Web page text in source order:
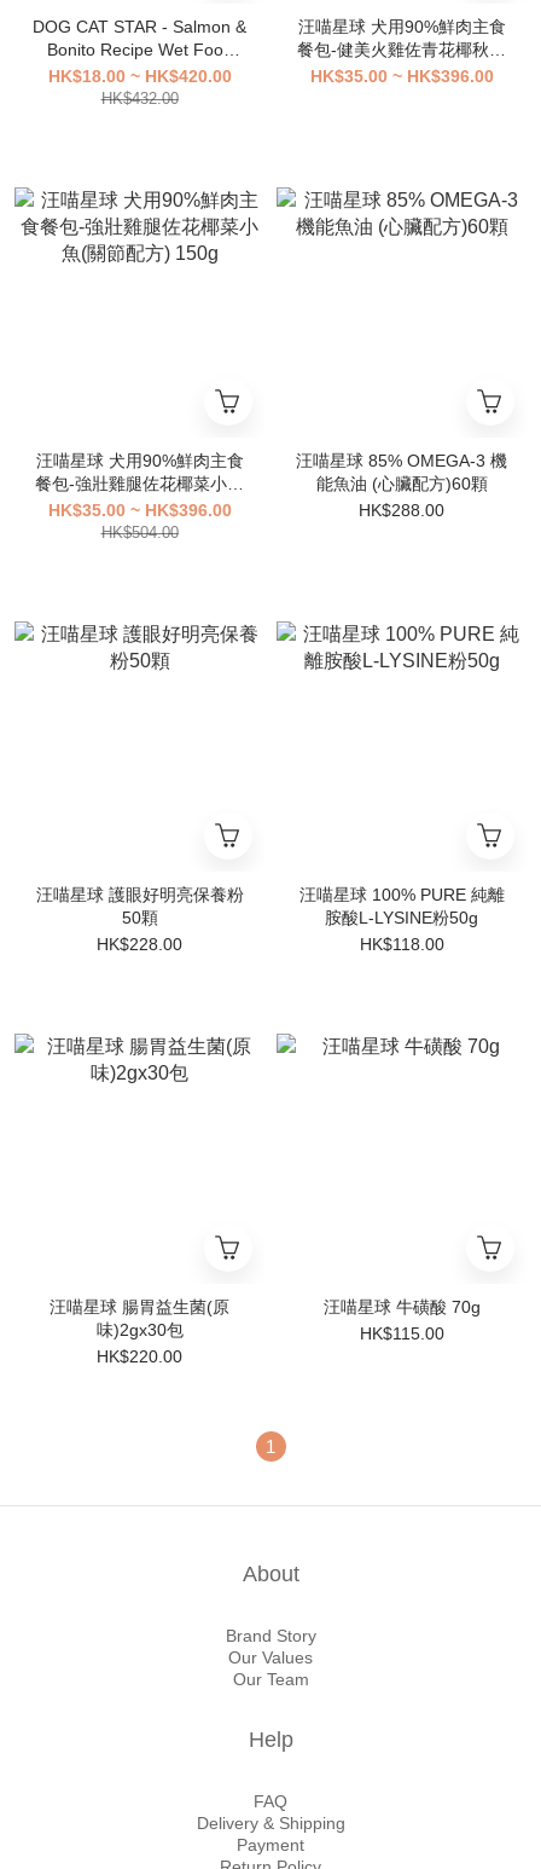
DOG CAT STAR - Salmon &
Bonito Recipe Wet Food
For Cats【80g】 [1 box 24
cans]
HK$18.00 ~ HK$420.00
HK$432.00
汪喵星球 犬用90%鮮肉主食
餐包-健美火雞佐青花椰秋葵
(低脂高纖配方) 150g【1箱
HK$35.00 ~ HK$396.00
汪喵星球 犬用90%鮮肉主食
餐包-強壯雞腿佐花椰菜小魚
(關節配方) 150g
HK$35.00 ~ HK$396.00
HK$504.00
汪喵星球 85% OMEGA-3 機
能魚油 (心臟配方)60顆
HK$288.00
汪喵星球 護眼好明亮保養粉
50顆
HK$228.00
汪喵星球 100% PURE 純離
胺酸L-LYSINE粉50g
HK$118.00
汪喵星球 腸胃益生菌(原
味)2gx30包
HK$220.00
汪喵星球 牛磺酸 70g
HK$115.00
1
About
Brand Story
Our Values
Our Team
Help
FAQ
Delivery & Shipping
Payment